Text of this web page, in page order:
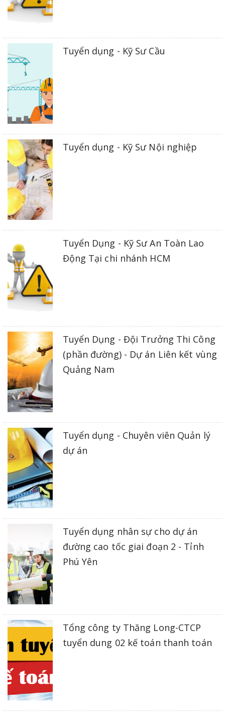
Tuyển dụng - Kỹ Sư Cầu
Tuyển dụng - Kỹ Sư Nội nghiệp
Tuyển Dụng - Kỹ Sư An Toàn Lao
Động Tại chi nhánh HCM
Tuyển Dụng - Đội Trưởng Thi Công
(phần đường) - Dự án Liên kết vùng
Quảng Nam
Tuyển dụng - Chuyên viên Quản lý
dự án
Tuyển dụng nhân sự cho dự án
đường cao tốc giai đoạn 2 - Tỉnh
Phú Yên
Tổng công ty Thăng Long-CTCP
tuyển dung 02 kế toán thanh toán